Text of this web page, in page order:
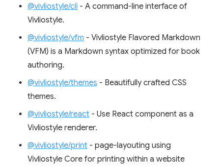
@vivliostyle/cli - A command-line interface of
Vivliostyle.
@vivliostyle/vfm - Vivliostyle Flavored Markdown
(VFM) is a Markdown syntax optimized for book
authoring.
@vivliostyle/themes - Beautifully crafted CSS
themes.
@vivliostyle/react - Use React component as a
Vivliostyle renderer.
@vivliostyle/print - page-layouting using
Vivliostyle Core for printing within a website